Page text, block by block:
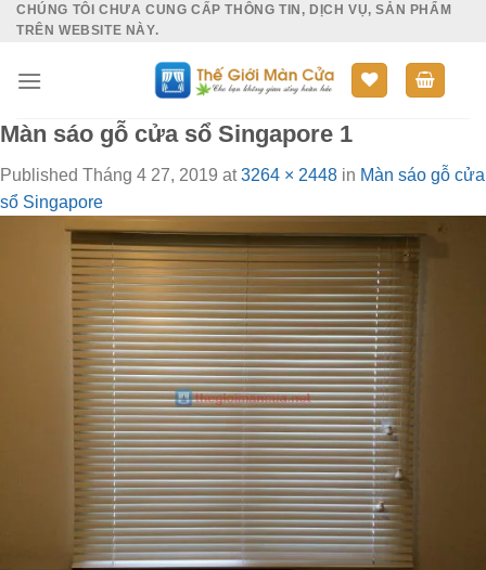
SkipCHÚNG TÔI CHƯA CUNG CẤP THÔNG TIN, DỊCH VỤ, SẢN PHẨM
TRÊN WEBSITE NÀY.
Màn sáo gỗ cửa sổ Singapore 1
Published Tháng 4 27, 2019 at3264 × 2448 in Màn sáo gỗ cửa
sổ Singapore